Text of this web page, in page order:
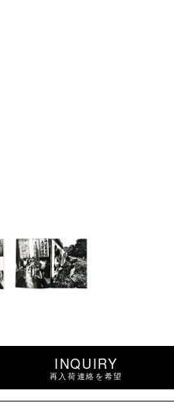
INQUIRY
再入荷連絡を希望